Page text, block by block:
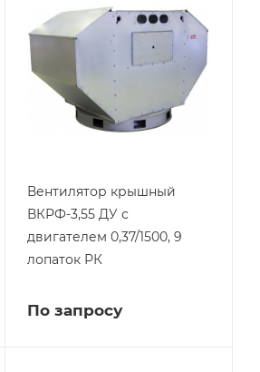
Вентилятор крышный
ВКРФ-3,55 ДУ с
двигателем 0,37/1500, 9
лопаток РК
По запросу